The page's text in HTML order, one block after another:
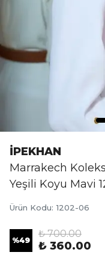
İPEKHAN
Marrakech
Yeşili Koyu Mavi
Ürün Kodu: 1202-06
%49
₺ 700.00
₺ 360.00